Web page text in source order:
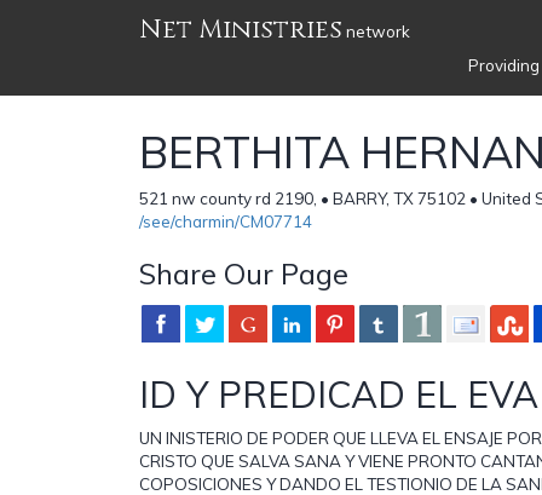
Net Ministries network
BERTHITA
521 nw county rd 2190, • BARRY, TX 75102 • United
/see/charmin/CM07714
Share Our Page
ID Y PREDICAD EL
UN INISTERIO DE PODER QUE LLEVA EL ENSAJE
CRISTO QUE SALVA SANA Y VIENE PRONTO
COPOSICIONES Y DANDO EL TESTIONIO DE LA